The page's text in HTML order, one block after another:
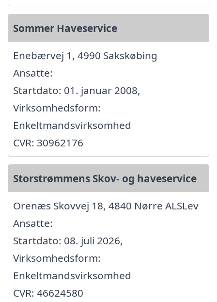
Sommer Haveservice
Enebærvej 1, 4990 Sakskøbing
Ansatte:
Startdato: 01. januar 2008,
Virksomhedsform:
Enkeltmandsvirksomhed
CVR: 30962176
Storstrømmens Skov- og haveservice
Orenæs Skovvej 18, 4840 Nørre ALSLev
Ansatte:
Startdato: 08. juli 2026,
Virksomhedsform:
Enkeltmandsvirksomhed
CVR: 46624580